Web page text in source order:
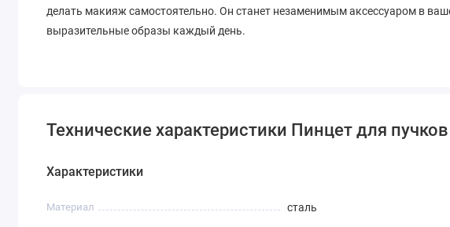
делать макияж самостоятельно. Он станет незаменимым аксессуаром в
выразительные образы каждый день.
Технические характеристики Пинцет для
Характеристики
Материал сталь